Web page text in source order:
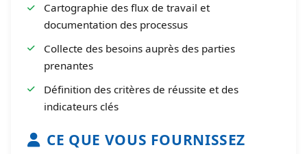
Cartographie des flux de travail et
documentation des processus
Collecte des besoins auprès des parties
prenantes
Définition des critères de réussite et des
indicateurs clés
CE QUE VOUS FOURNISSEZ